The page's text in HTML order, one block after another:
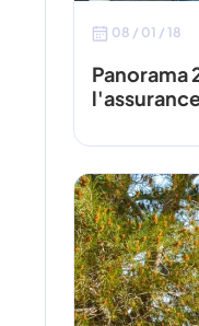
08 / 01 / 18
Panorama